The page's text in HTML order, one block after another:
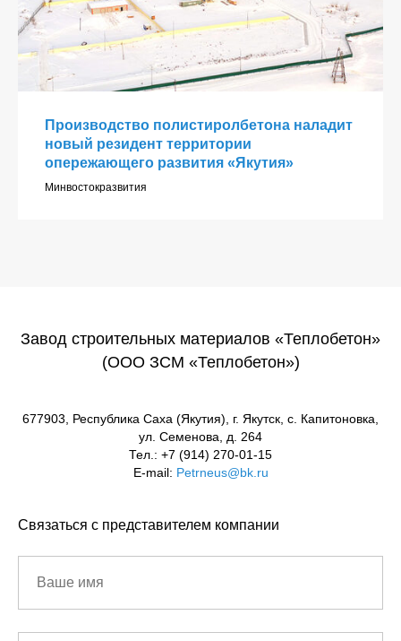
Производство полистиролбетона наладит
новый резидент территории
опережающего развития «Якутия»
Минвостокразвития
Завод строительных материалов «Теплобетон»
(ООО ЗСМ «Теплобетон»)
677903, Республика Саха (Якутия), г. Якутск, с. Капитоновка,
ул. Семенова, д. 264
Тел.: +7 (914) 270-01-15
E-mail: Petrneus@bk.ru
Связаться с представителем компании